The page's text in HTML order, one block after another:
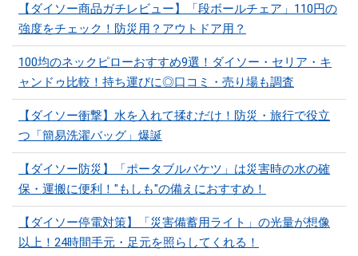
【ダイソー商品ガチレビュー】「段ボールチェア」110円の
強度をチェック！防災用？アウトドア用？
100均のネックピローおすすめ9選！ダイソー・セリア・キ
ャンドゥ比較！持ち運びに◎口コミ・売り場も調査
【ダイソー衝撃】水を入れて揉むだけ！防災・旅行で役立
つ「簡易洗濯バッグ」爆誕
【ダイソー防災】「ポータブルバケツ」は災害時の水の確
保・運搬に便利！"もしも"の備えにおすすめ！
【ダイソー停電対策】「災害備蓄用ライト」の光量が想像
以上！24時間手元・足元を照らしてくれる！